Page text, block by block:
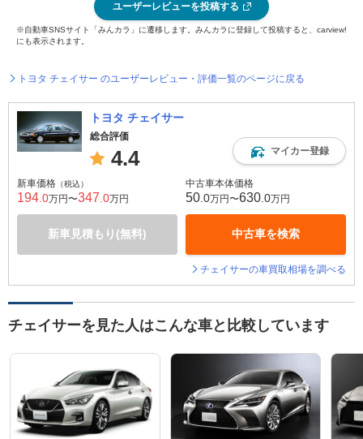
ユーザーレビューを投稿する
※自動車SNSサイト「みんカラ」に遷移します。みんカラに登録して投稿すると、carview!
にも表示されます。
トヨタ チェイサー のユーザーレビュー・評価一覧のページに戻る
トヨタ チェイサー
総合評価
4.4 マイカー登録
新車価格 （税込）
194 .0万円〜347 .0万円
新車見積もり(無料)
中古車本体価格
50 .0万円〜630 .0万円
中古車を検索
チェイサーの車買取相場を調べる
チェイサーを見た人はこんな車と比較しています